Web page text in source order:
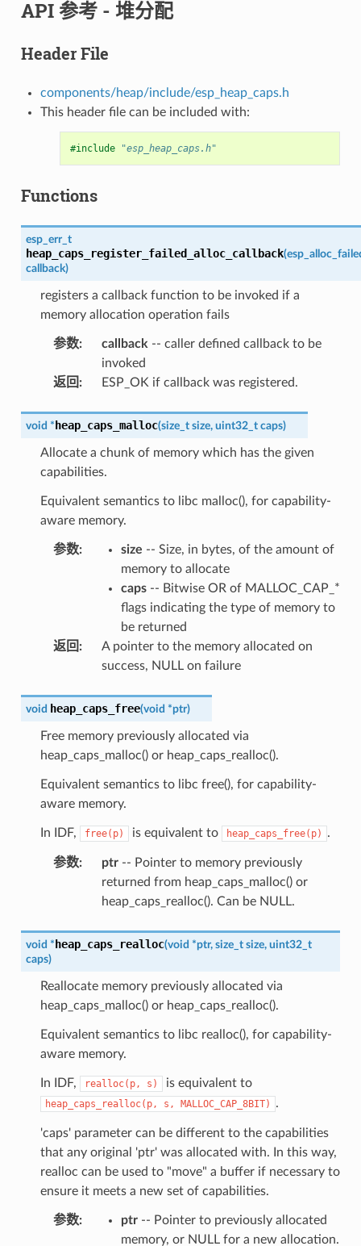
API 参考 - 堆分配
Header File
components/heap/include/esp_heap_caps.h
This header file can be included with:
#include "esp_heap_caps.h"
Functions
esp_err_t
heap_caps_register_failed_alloc_callback(
callback)
registers a callback function to be invoked if a
memory allocation operation fails
参数: callback -- caller defined callback to be
invoked
返回 : ESP_OK if callback was registered.
void * heap_caps_malloc(size_t size, uint32_t caps)
Allocate a chunk of memory which has the given
capabilities.
Equivalent semantics to libc malloc(), for capability-
aware memory.
参数: size -- Size, in bytes, of the amount of
memory to allocate
caps-- Bitwise OR of MALLOC_CAP_*
flags indicating the type of memory to
be returned
返回 :
A pointer to the memory allocated on
success, NULL on failure
void heap_caps_free(void *ptr)
Free memory previously allocated via
heap_caps_malloc() or heap_caps_realloc().
Equivalent semantics to libc free(), for capability-
aware memory.
In IDF, free(p) is equivalent to heap_caps_free(p) .
参数: ptr-- Pointer to memory previously
returned from heap_caps_malloc() or
heap_caps_realloc(). Can be NULL.
void * heap_caps_realloc(void *ptr, size_t size, uint32_t
caps)
Reallocate memory previously allocated via
heap_caps_malloc() or heap_caps_realloc().
Equivalent semantics to libc realloc(), for capability-
aware memory.
In IDF, realloc(p, s) is equivalent to
heap_caps_realloc(p, s, MALLOC_CAP_8BIT) .
'caps' parameter can be different to the capabilities
that any original 'ptr' was allocated with. In this way,
realloc can be used to "move" a buffer if necessary to
ensure it meets a new set of capabilities.
参数: ptr-- Pointer to previously allocated
memory, or NULL for a new allocation.